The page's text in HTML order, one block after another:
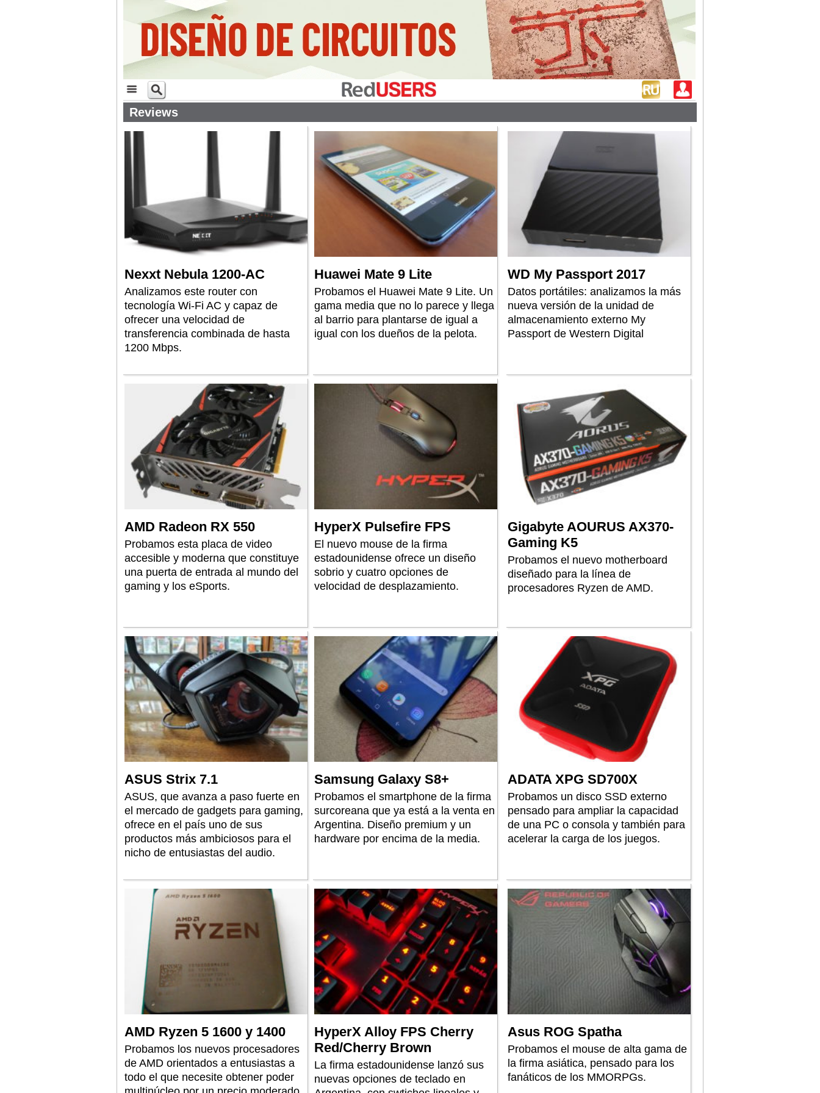
Reviews
Nexxt Nebula 1200-AC
Analizamos este router con
tecnología Wi-Fi AC y capaz de
ofrecer una velocidad de
transferencia combinada de hasta
1200 Mbps.
Huawei Mate 9 Lite
Probamos el Huawei Mate 9 Lite. Un
gama media que no lo parece y llega
al barrio para plantarse de igual a
igual con los dueños de la pelota.
WD My Passport 2017
Datos portátiles: analizamos la más
nueva versión de la unidad de
almacenamiento externo My
Passport de Western Digital
AMD Radeon RX 550
Probamos esta placa de video
accesible y moderna que constituye
una puerta de entrada al mundo del
gaming y los eSports.
HyperX Pulsefire FPS
El nuevo mouse de la firma
estadounidense ofrece un diseño
sobrio y cuatro opciones de
velocidad de desplazamiento.
Gigabyte AOURUS AX370-
Gaming K5
Probamos el nuevo motherboard
diseñado para la línea de
procesadores Ryzen de AMD.
ASUS Strix 7.1
ASUS, que avanza a paso fuerte en
el mercado de gadgets para gaming,
ofrece en el país uno de sus
productos más ambiciosos para el
nicho de entusiastas del audio.
Samsung Galaxy S8+
Probamos el smartphone de la firma
surcoreana que ya está a la venta en
Argentina. Diseño premium y un
hardware por encima de la media.
ADATA XPG SD700X
Probamos un disco SSD externo
pensado para ampliar la capacidad
de una PC o consola y también para
acelerar la carga de los juegos.
AMD Ryzen 5 1600 y 1400
Probamos los nuevos procesadores
de AMD orientados a entusiastas a
todo el que necesite obtener poder
HyperX Alloy FPS Cherry
Red/Cherry Brown
La firma estadounidense lanzó sus
nuevas opciones de teclado en
Asus ROG Spatha
Probamos el mouse de alta gama de
la firma asiática, pensado para los
fanáticos de los MMORPGs.